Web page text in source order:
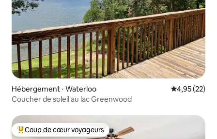
Hébergement ⋅ Waterloo Évaluation
4,95 (22)
Coucher de soleil au lac Greenwood
Coups de cœur voyageurs les plus appréciés
Coup de cœur voyageurs